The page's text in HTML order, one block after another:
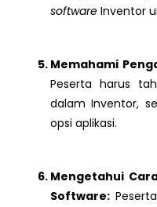
software Inventor
Memahami
Peserta harus
dalam Inventor,
opsi aplikasi.
Mengetahui
Software: